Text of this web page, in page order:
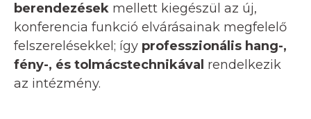
berendezések mellett kiegészül az új,
konferencia funkció elvárásainak megfelelő
felszerelésekkel; így professzionális hang-,
fény-, és tolmácstechnikával rendelkezik
az intézmény.